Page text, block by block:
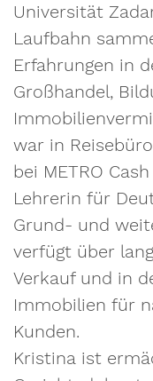
Universität
Laufbahn
Erfahrungen in
Großhandel,
war in
bei METRO
Lehrerin für
Grund- und
verfügt über
Verkauf und in
Immobilien für
Kunden.
Kristina ist